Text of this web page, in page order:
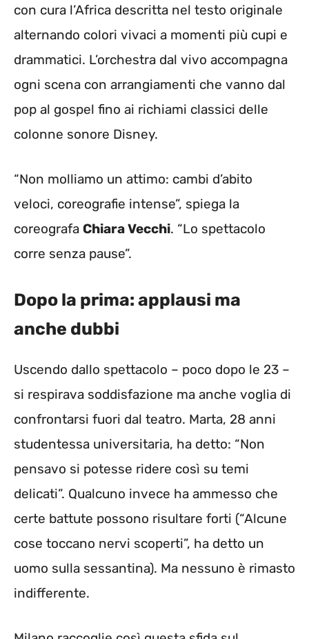
con cura l’Africa descritta nel testo originale
alternando colori vivaci a momenti più cupi e
drammatici. L’orchestra dal vivo accompagna
ogni scena con arrangiamenti che vanno dal
pop al gospel fino ai richiami classici delle
colonne sonore Disney.
“Non molliamo un attimo: cambi d’abito
veloci, coreografie intense”, spiega la
coreografa Chiara Vecchi. “Lo spettacolo
corre senza pause”.
Dopo la prima: applausi ma
anche dubbi
Uscendo dallo spettacolo – poco dopo le 23 –
si respirava soddisfazione ma anche voglia di
confrontarsi fuori dal teatro. Marta, 28 anni
studentessa universitaria, ha detto: “Non
pensavo si potesse ridere così su temi
delicati”. Qualcuno invece ha ammesso che
certe battute possono risultare forti (“Alcune
cose toccano nervi scoperti”, ha detto un
uomo sulla sessantina). Ma nessuno è rimasto
indifferente.